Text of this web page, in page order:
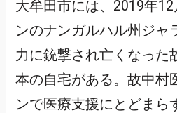
大牟田市には、2019年
ンのナンガルハル州ジャ
力に銃撃され亡くなった
本の自宅がある。故中村
ンで医療支援にとどまら